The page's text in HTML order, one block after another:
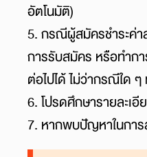
อัตโนมัติ)
5. กรณีผู้สมัครชำระค่า
การรับสมัคร หรือทำก
ต่อไปได้ ไม่ว่ากรณีใด
6.โปรดศึกษารายละเอี
7. หากพบปัญหาในกา